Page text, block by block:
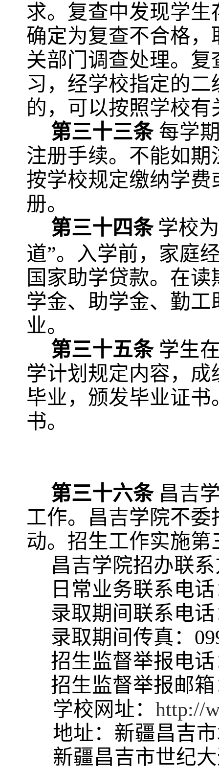
求。复查中发现学
确定为复查不合格
关部门调查处理。
习，经学校指定的
的，可以按照学校
第三十三条 每学
注册手续。不能如
按学校规定缴纳学
册。
第三十四条 学校
道”。入学前，家庭
国家助学贷款。在
学金、助学金、勤
业。
第三十五条 学生
学计划规定内容，
毕业，颁发毕业证
书。
第三十六条 昌吉
工作。昌吉学院不
动。招生工作实施第
昌吉学院招办联
日常业务联系电
录取期间联系电
录取期间传真：
招生监督举报电
招生监督举报邮
学校网址： http://
地址：新疆昌吉
新疆昌吉市世纪